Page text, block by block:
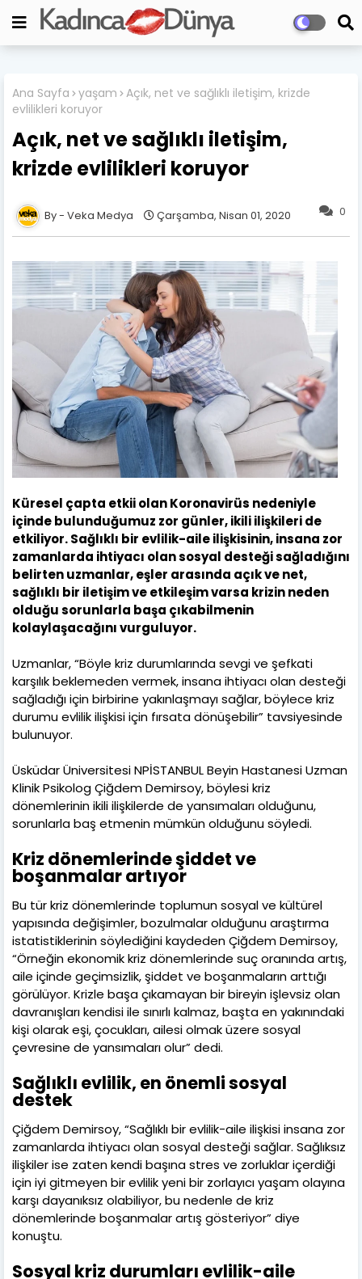
Ana Sayfa yaşam Açık, net ve sağlıklı iletişim, krizde
evlilikleri koruyor
Açık, net ve sağlıklı iletişim,
krizde evlilikleri koruyor
0
Veka Medya Çarşamba, Nisan 01, 2020
Küresel çapta etkii olan Koronavirüs nedeniyle
içinde bulunduğumuz zor günler, ikili ilişkileri de
etkiliyor. Sağlıklı bir evlilik-aile ilişkisinin, insana zor
zamanlarda ihtiyacı olan sosyal desteği sağladığını
belirten uzmanlar, eşler arasında açık ve net,
sağlıklı bir iletişim ve etkileşim varsa krizin neden
olduğu sorunlarla başa çıkabilmenin
kolaylaşacağını vurguluyor.
Uzmanlar, “Böyle kriz durumlarında sevgi ve şefkati
karşılık beklemeden vermek, insana ihtiyacı olan desteği
sağladığı için birbirine yakınlaşmayı sağlar, böylece kriz
durumu evlilik ilişkisi için fırsata dönüşebilir” tavsiyesinde
bulunuyor.
Üsküdar Üniversitesi NPİSTANBUL Beyin Hastanesi Uzman
Klinik Psikolog Çiğdem Demirsoy, böylesi kriz
dönemlerinin ikili ilişkilerde de yansımaları olduğunu,
sorunlarla baş etmenin mümkün olduğunu söyledi.
Kriz dönemlerinde şiddet ve
boşanmalar artıyor
Bu tür kriz dönemlerinde toplumun sosyal ve kültürel
yapısında değişimler, bozulmalar olduğunu araştırma
istatistiklerinin söylediğini kaydeden Çiğdem Demirsoy,
“Örneğin ekonomik kriz dönemlerinde suç oranında artış,
aile içinde geçimsizlik, şiddet ve boşanmaların arttığı
görülüyor. Krizle başa çıkamayan bir bireyin işlevsiz olan
davranışları kendisi ile sınırlı kalmaz, başta en yakınındaki
kişi olarak eşi, çocukları, ailesi olmak üzere sosyal
çevresine de yansımaları olur” dedi.
Sağlıklı evlilik, en önemli sosyal
destek
Çiğdem Demirsoy, “Sağlıklı bir evlilik-aile ilişkisi insana zor
zamanlarda ihtiyacı olan sosyal desteği sağlar. Sağlıksız
ilişkiler ise zaten kendi başına stres ve zorluklar içerdiği
için iyi gitmeyen bir evlilik yeni bir zorlayıcı yaşam olayına
karşı dayanıksız olabiliyor, bu nedenle de kriz
dönemlerinde boşanmalar artış gösteriyor” diye
konuştu.
Sosyal kriz durumları evlilik-aile